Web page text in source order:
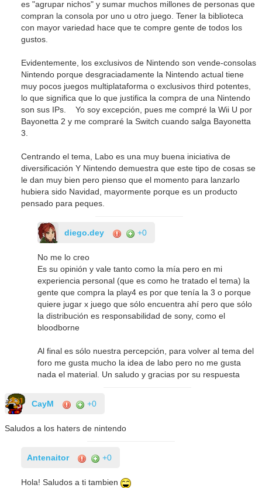
es "agrupar nichos" y sumar muchos millones de personas que
compran la consola por uno u otro juego. Tener la biblioteca
con mayor variedad hace que te compre gente de todos los
gustos.
Evidentemente, los exclusivos de Nintendo son vende-consolas
Nintendo porque desgraciadamente la Nintendo actual tiene
muy pocos juegos multiplataforma o exclusivos third potentes,
lo que significa que lo que justifica la compra de una Nintendo
son sus IPs. Yo soy excepción, pues me compré la Wii U por
Bayonetta 2 y me compraré la Switch cuando salga Bayonetta
3.
Centrando el tema, Labo es una muy buena iniciativa de
diversificación Y Nintendo demuestra que este tipo de cosas se
le dan muy bien pero pienso que el momento para lanzarlo
hubiera sido Navidad, mayormente porque es un producto
pensado para peques.
diego.dey +0
No me lo creo
Es su opinión y vale tanto como la mía pero en mi
experiencia personal (que es como he tratado el tema) la
gente que compra la play4 es por que tenía la 3 o porque
quiere jugar x juego que sólo encuentra ahí pero que sólo
la distribución es responsabilidad de sony, como el
bloodborne
Al final es sólo nuestra percepción, para volver al tema del
foro me gusta mucho la idea de labo pero no me gusta
nada el material. Un saludo y gracias por su respuesta
CayM +0
Saludos a los haters de nintendo
Antenaitor +0
Hola! Saludos a ti tambien